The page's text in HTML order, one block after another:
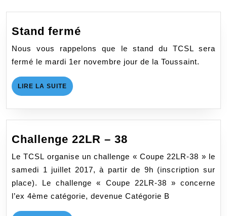
Stand fermé
fermé
Nous vous rappelons que le stand du TCSL sera
fermé le mardi 1er novembre jour de la Toussaint.
LIRE LA SUITE LIRE
LA
Challenge 22LR – 38
22LR
–
38
Le TCSL organise un challenge « Coupe 22LR-38 » le
samedi 1 juillet 2017, à partir de 9h (inscription sur
place). Le challenge « Coupe 22LR-38 » concerne
l’ex 4ème catégorie, devenue Catégorie B